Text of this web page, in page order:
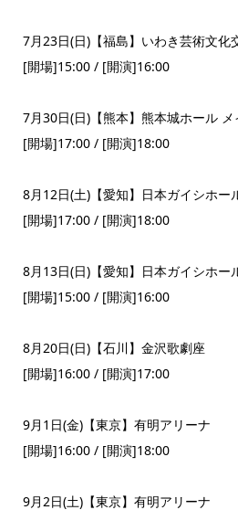
7月23日(日)【福島】いわき芸術文化
[開場]15:00 / [開演]16:00
7月30日(日)【熊本】熊本城ホール
[開場]17:00 / [開演]18:00
8月12日(土)【愛知】日本ガイシホー
[開場]17:00 / [開演]18:00
8月13日(日)【愛知】日本ガイシホー
[開場]15:00 / [開演]16:00
8月20日(日)【石川】金沢歌劇座
[開場]16:00 / [開演]17:00
9月1日(金)【東京】有明アリーナ
[開場]16:00 / [開演]18:00
9月2日(土)【東京】有明アリーナ